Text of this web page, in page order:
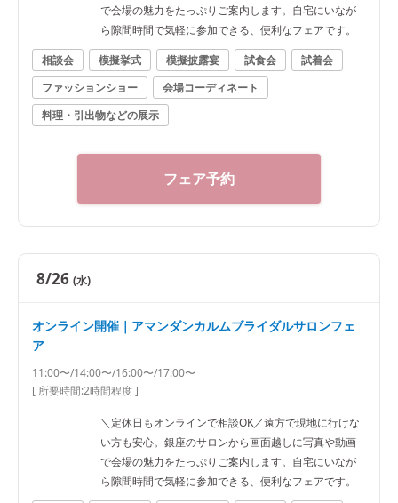
で会場の魅力をたっぷりご案内します。自宅にいなが
ら隙間時間で気軽に参加できる、便利なフェアです。
相談会
模擬挙式 模擬披露宴 試食会
試着会
ファッションショー
会場コーディネート
料理・引出物などの展示
フェア予約
8/26 (水)
オンライン開催｜アマンダンカルムブライダルサロンフェ
ア
11:00〜/14:00〜/16:00〜/17:00〜
[ 所要時間:2時間程度]
＼定休日もオンラインで相談OK／遠方で現地に行けな
い方も安心。銀座のサロンから画面越しに写真や動画
で会場の魅力をたっぷりご案内します。自宅にいなが
ら隙間時間で気軽に参加できる、便利なフェアです。